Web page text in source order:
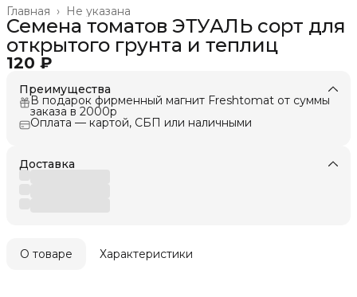
Не указана
Главная ›
Семена томатов ЭТУАЛЬ сорт для
открытого грунта и теплиц
120 ₽
Преимущества
В подарок фирменный магнит Freshtomat от суммы
заказа в 2000р
Оплата — картой, СБП или наличными
Доставка
О товаре Характеристики